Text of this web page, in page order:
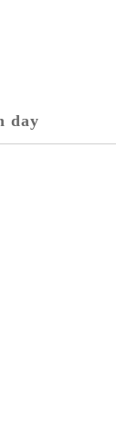
day